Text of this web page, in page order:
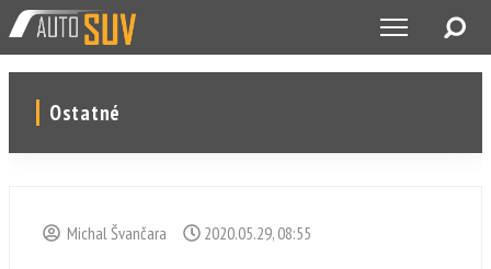
Ostatné
Michal Švančara 2020.05.29, 08:55